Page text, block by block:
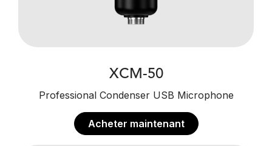
XCM-50
Professional Condenser USB Microphone
Acheter maintenant